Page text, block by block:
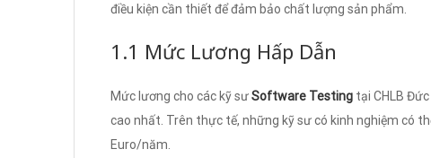
điều kiện cần thiết để đảm bảo chất lượng sản phẩm.
1.1 Mức Lương Hấp Dẫn
Mức lương cho các kỹ sưSoftware Testing tại CHLB
cao nhất. Trên thực tế, những kỹ sư có kinh nghiệm có
Euro/năm.